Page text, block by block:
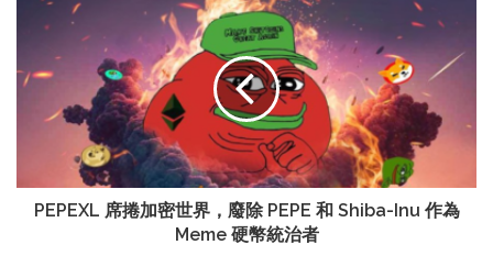
PEPEXL 席捲加密世界，廢除 PEPE 和 Shiba-Inu 作為
Meme 硬幣統治者